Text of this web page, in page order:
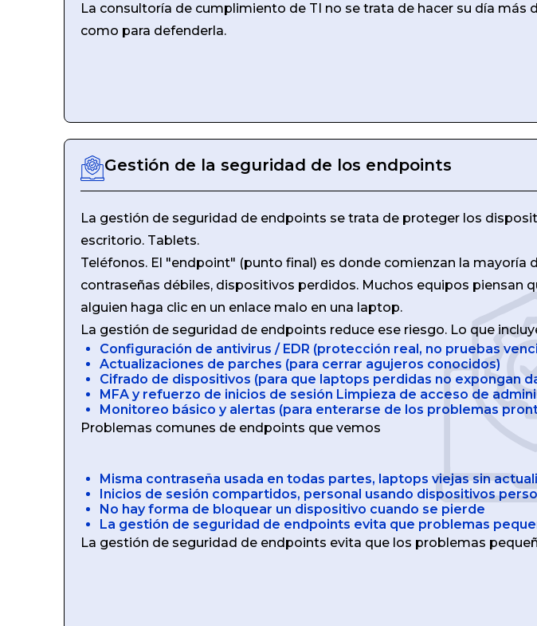
La consultoría de cumplimiento de TI no se trata de hacer su día
como para defenderla.
Gestión de la seguridad de los endpoints
La gestión de seguridad de endpoints se trata de proteger los
escritorio. Tablets.
Teléfonos. El "endpoint" (punto final) es donde comienzan la mayoría
contraseñas débiles, dispositivos perdidos. Muchos equipos piensan
alguien haga clic en un enlace malo en una laptop.
La gestión de seguridad de endpoints reduce ese riesgo. Lo que
Configuración de antivirus / EDR (protección real, no pruebas
Actualizaciones de parches (para cerrar agujeros conocidos)
Cifrado de dispositivos (para que laptops perdidas no expongan
MFA y refuerzo de inicios de sesión Limpieza de acceso de
Monitoreo básico y alertas (para enterarse de los problemas
Problemas comunes de endpoints que vemos
Misma contraseña usada en todas partes, laptops viejas sin
Inicios de sesión compartidos, personal usando dispositivos
No hay forma de bloquear un dispositivo cuando se pierde
La gestión de seguridad de endpoints evita que problemas
La gestión de seguridad de endpoints evita que los problemas